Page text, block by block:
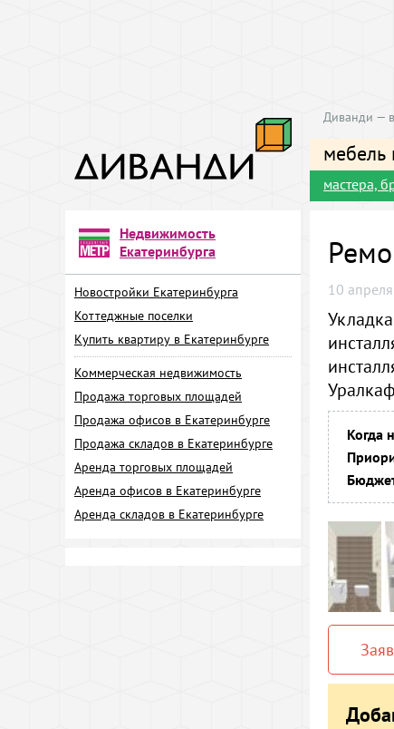
Диванди —
мебель
мастера,
Недвижимость
Екатеринбурга
Новостройки Екатеринбурга
Коттеджные поселки
Купить квартиру в Екатеринбурге
Коммерческая недвижимость
Продажа торговых площадей
Продажа офисов в Екатеринбурге
Продажа складов в Екатеринбурге
Аренда торговых площадей
Аренда офисов в Екатеринбурге
Аренда складов в Екатеринбурге
10
Когда